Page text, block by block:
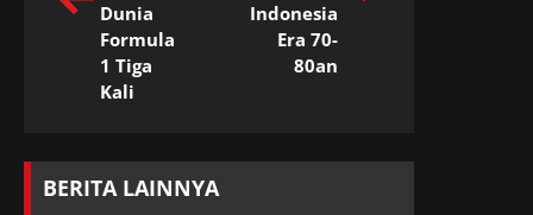
Dunia
Formula
1 Tiga
Kali
Indonesia
Era 70-
80an
BERITA LAINNYA